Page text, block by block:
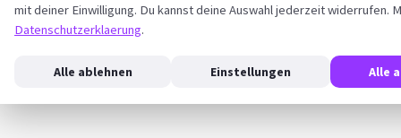
mit deiner Einwilligung. Du kannst deine Auswahl jederzeit widerrufen.
Datenschutzerklaerung.
Alle ablehnen Einstellungen Alle